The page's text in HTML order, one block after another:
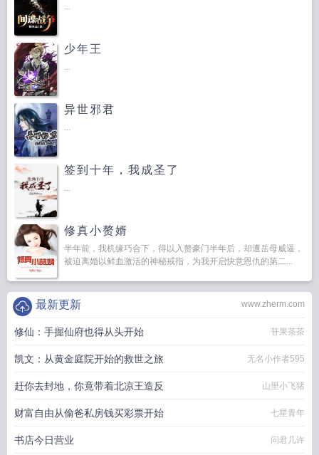
...
少年王
...
异世邪君
...
签到十年，我成圣了
...
修真小赘婿
半年前，我机缘巧合下，得以入赘豪门半年后，却遭岳母威逼，
被迫离婚以鲜血激活的神秘戒指，为我开启快意恩仇的第二...
www.zherm.com
最新更新
修仙：手握仙府也得从头开始 苷果茶茶
凯文：从黄金庭院开始的救世之旅 无名小作者595
赶你去封地，你竟带着北凉王造反 山里小飞猪
财富自由从偷爸私房钱买彩票开始 七星青年
书店今日营业 问君几许